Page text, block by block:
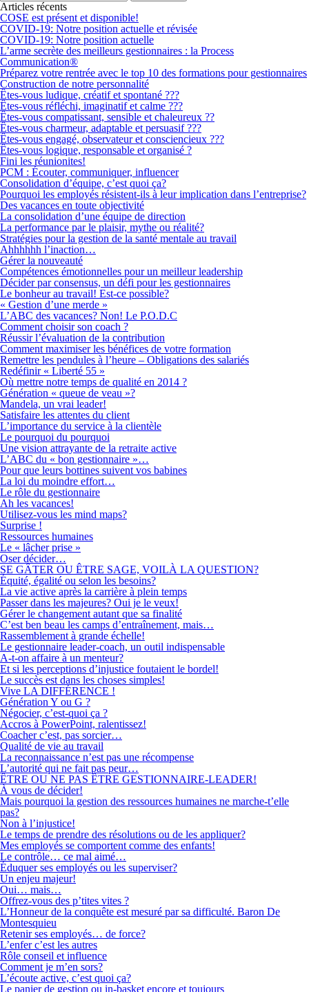
Articles récents
COSE est présent et disponible!
COVID-19: Notre position actuelle et révisée
COVID-19: Notre position actuelle
L’arme secrète des meilleurs gestionnaires : la Process
Communication®
Préparez votre rentrée avec le top 10 des formations pour gestionnaires
Construction de notre personnalité
Êtes-vous ludique, créatif et spontané ???
Êtes-vous réfléchi, imaginatif et calme ???
Êtes-vous compatissant, sensible et chaleureux ??
Êtes-vous charmeur, adaptable et persuasif ???
Êtes-vous engagé, observateur et consciencieux ???
Êtes-vous logique, responsable et organisé ?
Fini les réunionites!
PCM : Écouter, communiquer, influencer
Consolidation d’équipe, c’est quoi ça?
Pourquoi les employés résistent-ils à leur implication dans l’entreprise?
Des vacances en toute objectivité
La consolidation d’une équipe de direction
La performance par le plaisir, mythe ou réalité?
Stratégies pour la gestion de la santé mentale au travail
Ahhhhhh l’inaction…
Gérer la nouveauté
Compétences émotionnelles pour un meilleur leadership
Décider par consensus, un défi pour les gestionnaires
Le bonheur au travail! Est-ce possible?
« Gestion d’une merde »
L’ABC des vacances? Non! Le P.O.D.C
Comment choisir son coach ?
Réussir l’évaluation de la contribution
Comment maximiser les bénéfices de votre formation
Remettre les pendules à l’heure – Obligations des salariés
Redéfinir « Liberté 55 »
Où mettre notre temps de qualité en 2014 ?
Génération « queue de veau »?
Mandela, un vrai leader!
Satisfaire les attentes du client
L’importance du service à la clientèle
Le pourquoi du pourquoi
Une vision attrayante de la retraite active
L’ABC du « bon gestionnaire »…
Pour que leurs bottines suivent vos babines
La loi du moindre effort…
Le rôle du gestionnaire
Ah les vacances!
Utilisez-vous les mind maps?
Surprise !
Ressources humaines
Le « lâcher prise »
Oser décider…
SE GÂTER OU ÊTRE SAGE, VOILÀ LA QUESTION?
Équité, égalité ou selon les besoins?
La vie active après la carrière à plein temps
Passer dans les majeures? Oui je le veux!
Gérer le changement autant que sa finalité
C’est ben beau les camps d’entraînement, mais…
Rassemblement à grande échelle!
Le gestionnaire leader-coach, un outil indispensable
A-t-on affaire à un menteur?
Et si les perceptions d’injustice foutaient le bordel!
Le succès est dans les choses simples!
Vive LA DIFFÉRENCE !
Génération Y ou G ?
Négocier, c’est-quoi ça ?
Accros à PowerPoint, ralentissez!
Coacher c’est, pas sorcier…
Qualité de vie au travail
La reconnaissance n’est pas une récompense
L’autorité qui ne fait pas peur…
ÊTRE OU NE PAS ÊTRE GESTIONNAIRE-LEADER!
À vous de décider!
Mais pourquoi la gestion des ressources humaines ne marche-t’elle
pas?
Non à l’injustice!
Le temps de prendre des résolutions ou de les appliquer?
Mes employés se comportent comme des enfants!
Le contrôle… ce mal aimé…
Éduquer ses employés ou les superviser?
Un enjeu majeur!
Oui… mais…
Offrez-vous des p’tites vites ?
L’Honneur de la conquête est mesuré par sa difficulté. Baron De
Montesquieu
Retenir ses employés… de force?
L’enfer c’est les autres
Rôle conseil et influence
Comment je m’en sors?
L’écoute active, c’est quoi ça?
Le panier de gestion ou in-basket encore et toujours